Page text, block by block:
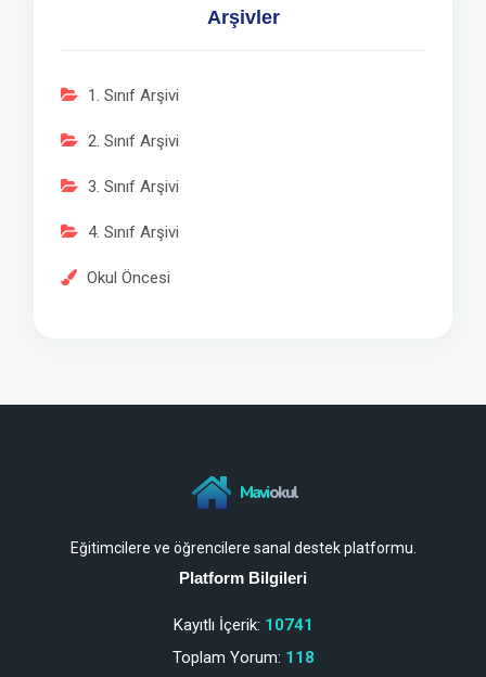
Arşivler
1. Sınıf Arşivi
2. Sınıf Arşivi
3. Sınıf Arşivi
4. Sınıf Arşivi
Okul Öncesi
Maviokul
Eğitimcilere ve öğrencilere sanal destek platformu.
Platform Bilgileri
Kayıtlı İçerik: 10741
Toplam Yorum: 118